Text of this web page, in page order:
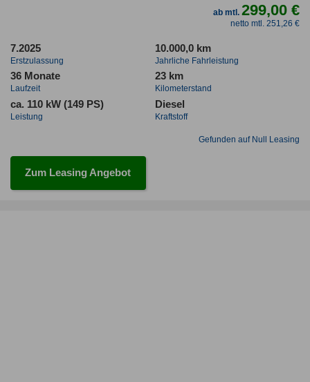
ab mtl.299,00 €
netto mtl. 251,26 €
7.2025
Erstzulassung
10.000,0 km
Jahrliche Fahrleistung
36 Monate
Laufzeit
23 km
Kilometerstand
ca. 110 kW (149 PS)
Leistung
Diesel
Kraftstoff
Gefunden auf Null Leasing
Zum Leasing Angebot